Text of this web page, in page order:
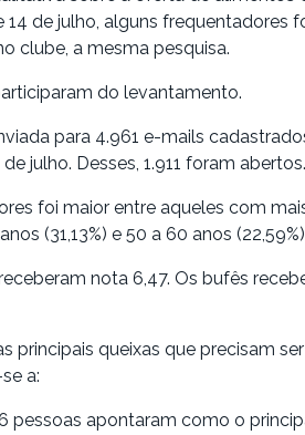
14 de julho, alguns frequentadores
clube, a mesma pesquisa.
do levantamento.
para 4.961 e-mails
julho. Desses, 1.911 foram abertos.
foi maior entre aqueles com
(31,13%) e 50 a 60 anos
nota 6,47. Os bufês
principais queixas que precisam
a:
pessoas apontaram como o